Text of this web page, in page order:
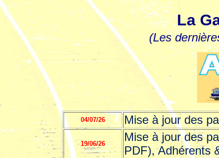
La
(Les
04/07/26 Mise à jour des
19/06/26
Mise à jour des
PDF), Adhérents